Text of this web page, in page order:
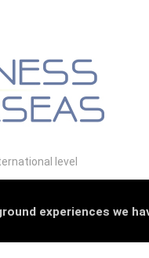
level
experiences we